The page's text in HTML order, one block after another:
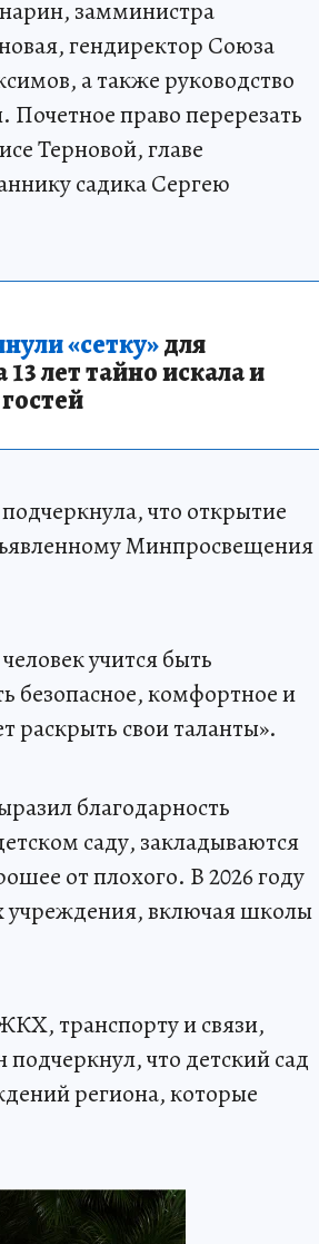
замминистра
гендиректор Союза
а также руководство
Почетное право перерезать
Терновой, главе
садика Сергею
«сетку»для
лет тайно искала и
что открытие
Минпросвещения
учится быть
безопасное, комфортное и
раскрыть свои таланты».
благодарность
саду, закладываются
от плохого. В 2026 году
учреждения, включая школы
транспорту и связи,
что детский сад
региона, которые